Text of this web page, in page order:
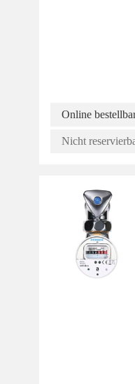
Online
Nicht